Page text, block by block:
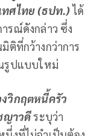
ทศไทย (ธปท.)ได้
รณ์ดังกล่าว ซึ่ง
ติที่กว้างกว่าการ
นรูปแบบใหม่
งวิกฤตหนี้ครัว
ญาวดีระบุว่า